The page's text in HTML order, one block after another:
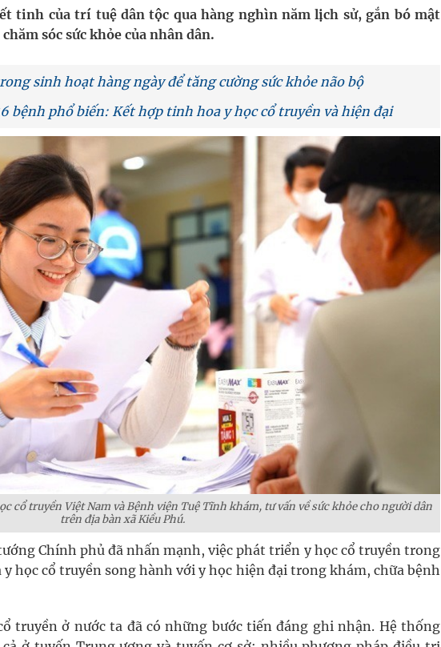
từ trải nghiệm thực tế
chất lượng thuốc
tinh của trí tuệ dân tộc qua hàng nghìn năm lịch sử, gắn bó mật
sóc sức khỏe của nhân dân.
sinh hoạt hàng ngày để tăng cường sức khỏe não bộ
bệnh phổ biến: Kết hợp tinh hoa y học cổ truyền và hiện đại
cổ truyền Việt Nam và Bệnh viện Tuệ Tĩnh khám, tư vấn về sức khỏe cho người dân
trên địa bàn xã Kiều Phú.
Chính phủ đã nhấn mạnh, việc phát triển y học cổ truyền trong
học cổ truyền song hành với y học hiện đại trong khám, chữa bệnh
truyền ở nước ta đã có những bước tiến đáng ghi nhận. Hệ thống